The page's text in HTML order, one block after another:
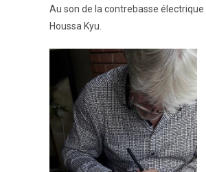
Au son de la contrebasse
Houssa Kyu.